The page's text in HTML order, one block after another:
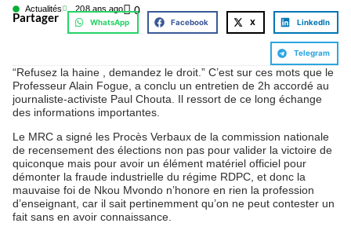
Actualités 208 ans ago 0
Partager WhatsApp Facebook X LinkedIn
Telegram
“Refusez la haine , demandez le droit.” C’est sur ces mots que le
Professeur Alain Fogue, a conclu un entretien de 2h accordé au
journaliste-activiste Paul Chouta. Il ressort de ce long échange
des informations importantes.
Le MRC a signé les Procès Verbaux de la commission nationale
de recensement des élections non pas pour valider la victoire de
quiconque mais pour avoir un élément matériel officiel pour
démonter la fraude industrielle du régime RDPC, et donc la
mauvaise foi de Nkou Mvondo n’honore en rien la profession
d’enseignant, car il sait pertinemment qu’on ne peut contester un
fait sans en avoir connaissance.